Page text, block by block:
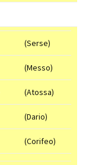
(Serse)
(Messo)
(Atossa)
(Dario)
(Corifeo)